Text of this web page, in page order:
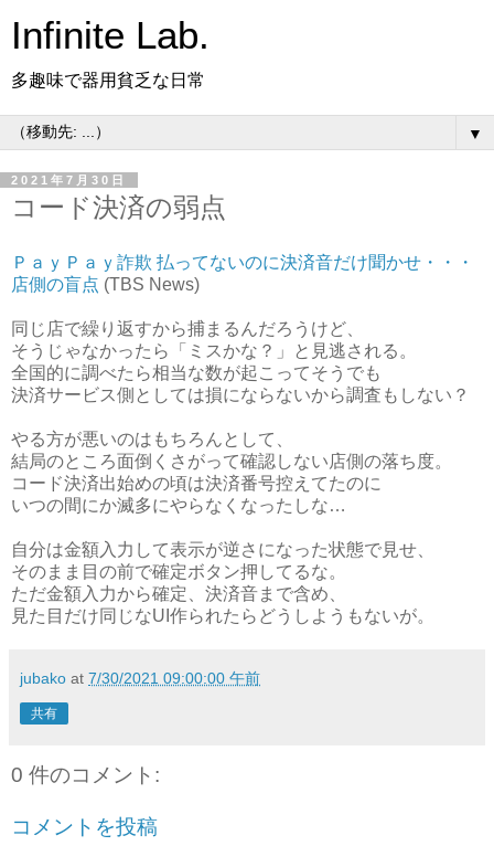
Infinite Lab.
多趣味で器用貧乏な日常
▼
2021年7月30日
コード決済の弱点
ＰａｙＰａｙ詐欺 払ってないのに決済音だけ聞かせ・・・
店側の盲点 (TBS News)
同じ店で繰り返すから捕まるんだろうけど、
そうじゃなかったら「ミスかな？」と見逃される。
全国的に調べたら相当な数が起こってそうでも
決済サービス側としては損にならないから調査もしない？
やる方が悪いのはもちろんとして、
結局のところ面倒くさがって確認しない店側の落ち度。
コード決済出始めの頃は決済番号控えてたのに
いつの間にか滅多にやらなくなったしな…
自分は金額入力して表示が逆さになった状態で見せ、
そのまま目の前で確定ボタン押してるな。
ただ金額入力から確定、決済音まで含め、
見た目だけ同じなUI作られたらどうしようもないが。
jubako at 7/30/2021 09:00:00 午前
共有
0 件のコメント:
コメントを投稿